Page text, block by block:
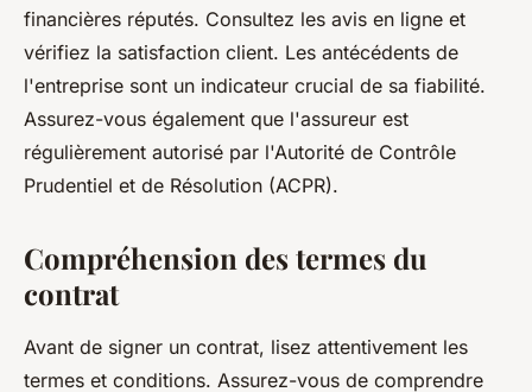
financières réputés. Consultez les avis en ligne et
vérifiez la satisfaction client. Les antécédents de
l'entreprise sont un indicateur crucial de sa fiabilité.
Assurez-vous également que l'assureur est
régulièrement autorisé par l'Autorité de Contrôle
Prudentiel et de Résolution (ACPR).
Compréhension des termes du
contrat
Avant de signer un contrat, lisez attentivement les
termes et conditions. Assurez-vous de comprendre